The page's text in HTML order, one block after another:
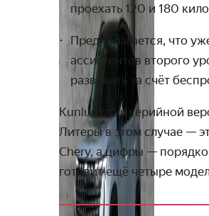
проехать 120 и 180
Предполагается, что
ассистентов второго
развивать за счёт
Kunlun стал серийной
Литеры в этом случае —
Chery, а цифры —
готовит ещё четыре